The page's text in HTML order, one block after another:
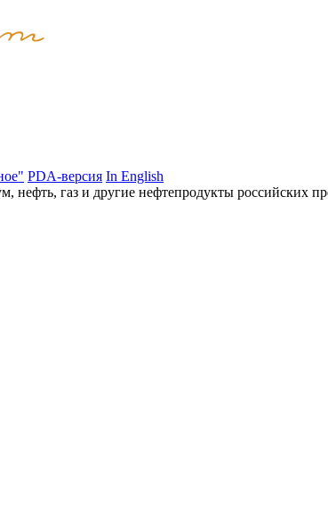
PDA-версия In English
нефть, газ и другие нефтепродукты российских